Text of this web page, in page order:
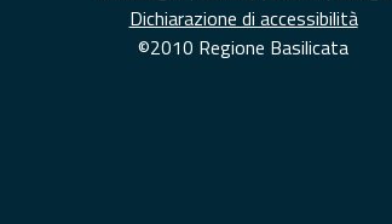
Dichiarazione di accessibilità
©2010 Regione Basilicata